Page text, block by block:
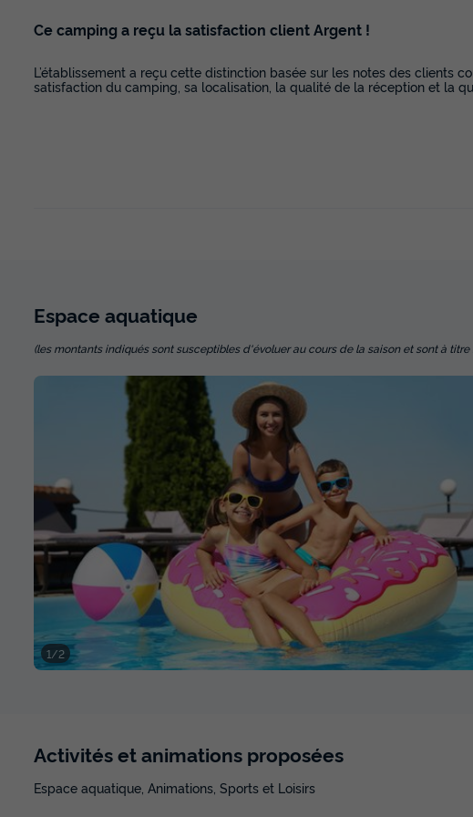
Ce camping a reçu la satisfaction client Argent !
L’établissement a reçu cette distinction basée sur les notes des clients
satisfaction du camping, sa localisation, la qualité de la réception et la
Espace aquatique
(les montants indiqués sont susceptibles d'évoluer au cours de la saison et sont à
1/2
Activités et animations proposées
Espace aquatique, Animations, Sports et Loisirs